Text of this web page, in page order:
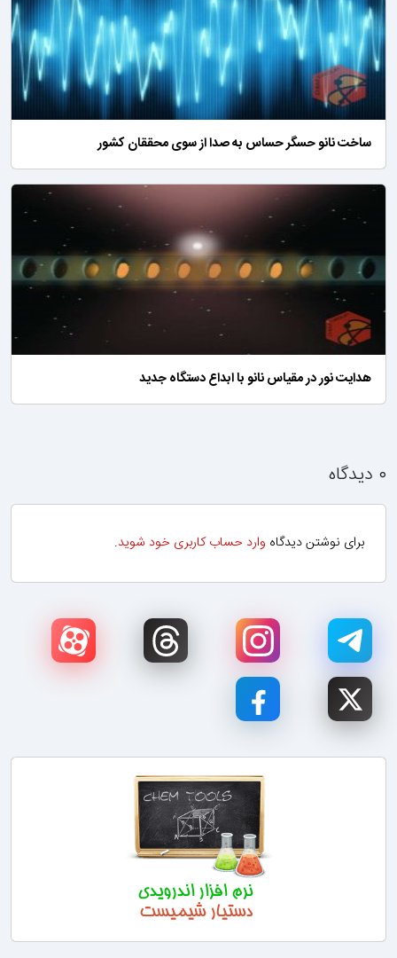
ساخت نانو حسگر حساس به صدا از سوی محققان کشور
هدایت نور در مقیاس نانو با ابداع دستگاه جدید
۰ دیدگاه
برای نوشتن دیدگاه وارد حساب کاربری خود شوید.